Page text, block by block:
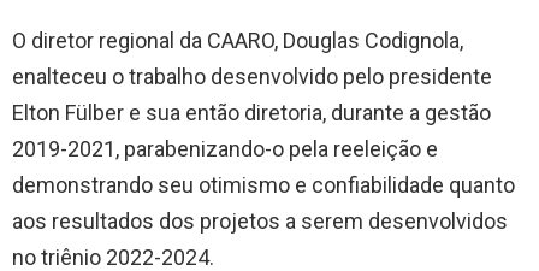
O diretor regional da CAARO, Douglas Codignola,
enalteceu o trabalho desenvolvido pelo presidente
Elton Fülber e sua então diretoria, durante a gestão
2019-2021, parabenizando-o pela reeleição e
demonstrando seu otimismo e confiabilidade quanto
aos resultados dos projetos a serem desenvolvidos
no triênio 2022-2024.